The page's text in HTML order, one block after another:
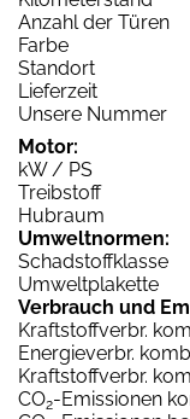
Anzahl der Türen
Farbe
Standort
Lieferzeit
Unsere Nummer
Motor:
kW / PS
Treibstoff
Hubraum
Umweltnormen:
Schadstoffklasse
Umweltplakette
Verbrauch und
Kraftstoffverbr.
Energieverbr.
Kraftstoffverbr.
CO2-Emissionen